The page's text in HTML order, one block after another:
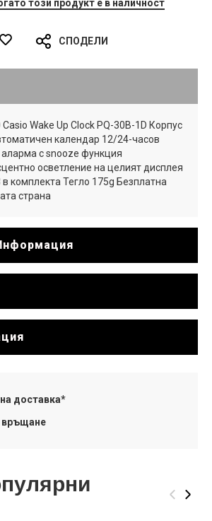
този продукт е в наличност
СПОДЕЛИ
Wake Up Clock PQ-30B-1D Корпус
календар 12/24-часов
с snooze функция
осветление на целият дисплея
в комплекта Тегло 175g Безплатна
страна
доставка*
връщане
‹ ›